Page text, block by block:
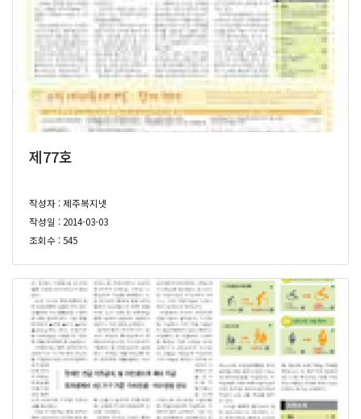
제77호
작성자 : 제주복지넷
작성일 : 2014-03-03
조회수 : 545